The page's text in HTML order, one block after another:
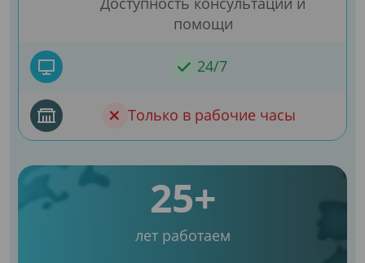
помощи
24/7
Только в рабочие часы
25+
лет работаем